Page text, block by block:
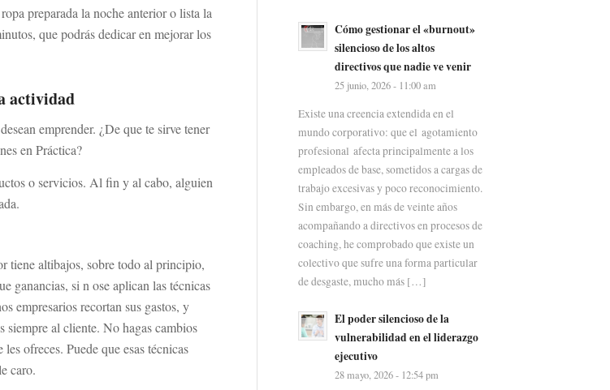
preparada la noche anterior o lista la
que podrás dedicar en mejorar los
actividad
emprender. ¿De que te sirve tener
en Práctica?
o servicios. Al fin y al cabo, alguien
tiene altibajos, sobre todo al principio,
ganancias, si n ose aplican las técnicas
empresarios recortan sus gastos, y
siempre al cliente. No hagas cambios
ofreces. Puede que esas técnicas
caro.
Cómo gestionar el «burnout»
silencioso de los altos
directivos que nadie ve venir
25 junio, 2026 - 11:00 am
Existe una creencia extendida en el
mundo corporativo: que el agotamiento
profesional afecta principalmente a los
empleados de base, sometidos a cargas de
trabajo excesivas y poco reconocimiento.
Sin embargo, en más de veinte años
acompañando a directivos en procesos de
coaching, he comprobado que existe un
colectivo que sufre una forma particular
de desgaste, mucho más […]
El poder silencioso de la
vulnerabilidad en el liderazgo
ejecutivo
28 mayo, 2026 - 12:54 pm